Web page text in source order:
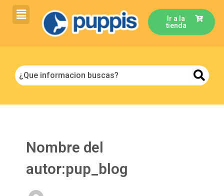
Ir a la
tienda
Nombre del
autor:pup_blog
pagination